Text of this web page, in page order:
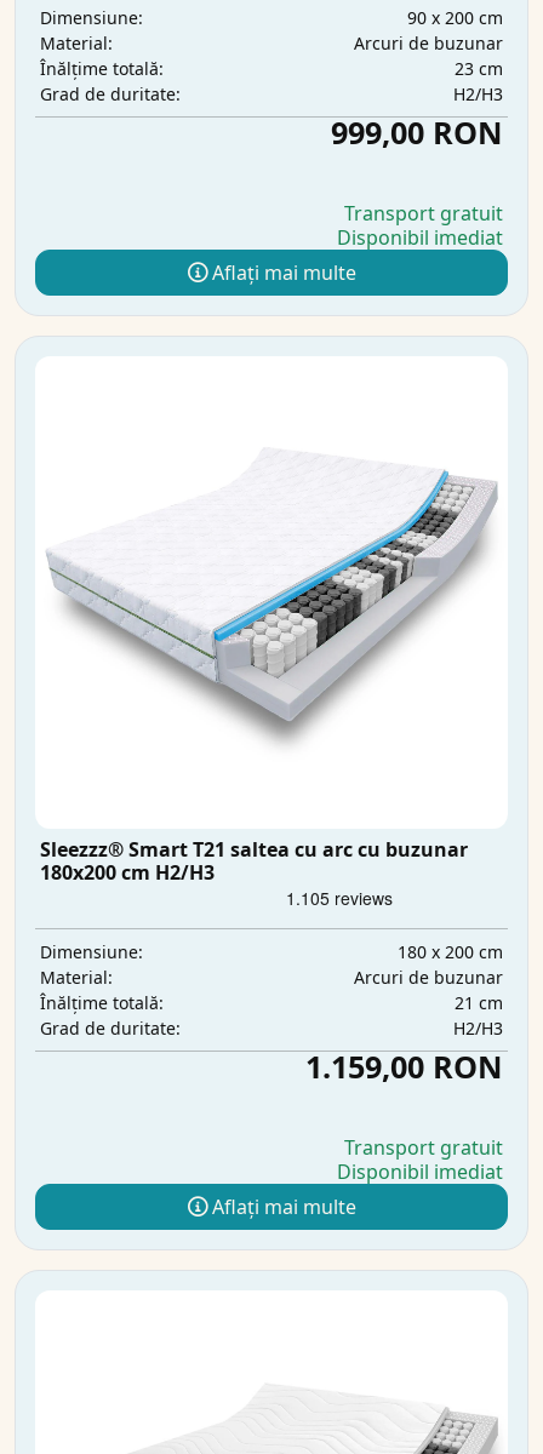
Dimensiune:
90 x 200 cm
Material:
Arcuri de buzunar
Înălțime totală:
23 cm
Grad de duritate:
H2/H3
999,00 RON
Transport gratuit
Disponibil imediat
Aflați mai multe
Sleezzz® Smart T21 saltea cu arc cu buzunar
180x200 cm H2/H3
Dimensiune:
180 x 200 cm
Material:
Arcuri de buzunar
Înălțime totală:
21 cm
Grad de duritate:
H2/H3
1.159,00 RON
Transport gratuit
Disponibil imediat
Aflați mai multe